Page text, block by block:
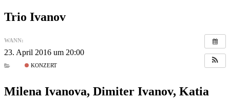
Trio Ivanov
WANN:
23. April 2016 um 20:00
KONZERT
Milena Ivanova, Dimiter Ivanov, Katia